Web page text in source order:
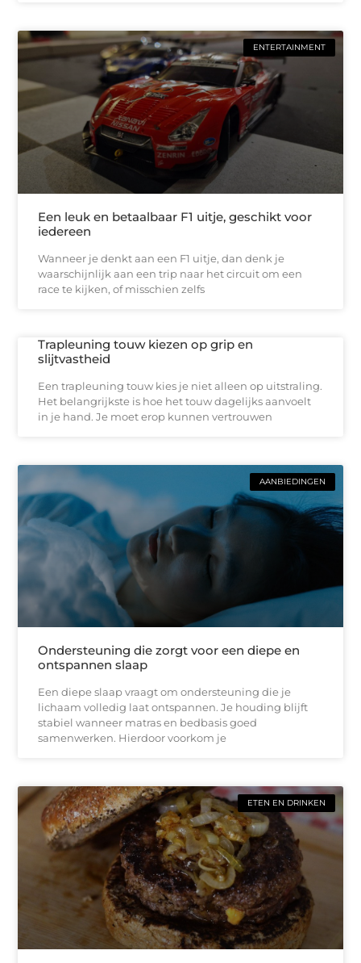
ENTERTAINMENT
Een leuk en betaalbaar F1 uitje, geschikt voor
iedereen
Wanneer je denkt aan een F1 uitje, dan denk je
waarschijnlijk aan een trip naar het circuit om een
race te kijken, of misschien zelfs
Trapleuning touw kiezen op grip en
slijtvastheid
Een trapleuning touw kies je niet alleen op uitstraling.
Het belangrijkste is hoe het touw dagelijks aanvoelt
in je hand. Je moet erop kunnen vertrouwen
AANBIEDINGEN
Ondersteuning die zorgt voor een diepe en
ontspannen slaap
Een diepe slaap vraagt om ondersteuning die je
lichaam volledig laat ontspannen. Je houding blijft
stabiel wanneer matras en bedbasis goed
samenwerken. Hierdoor voorkom je
ETEN EN DRINKEN